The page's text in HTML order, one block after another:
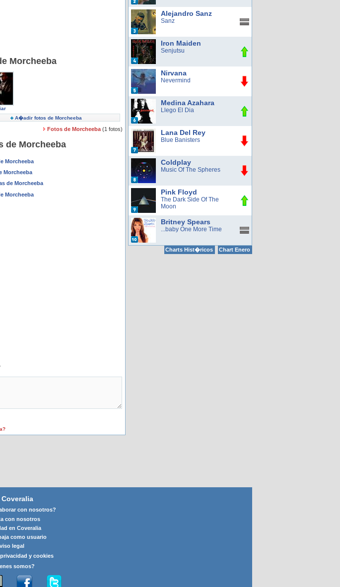
Morcheeba
A�adir fotos de Morcheeba
Fotos de Morcheeba (1 fotos)
de Morcheeba
Morcheeba
Morcheeba
de Morcheeba
Morcheeba
Alejandro Sanz
Sanz
Iron Maiden
Senjutsu
Nirvana
Nevermind
Medina Azahara
Llego El Dia
Lana Del Rey
Blue Banisters
Coldplay
Music Of The Spheres
Pink Floyd
The Dark Side Of The
Moon
Britney Spears
...baby One More Time
Charts Hist�ricos Chart Enero
Coveralia
con nosotros?
con nosotros
en Coveralia
como usuario
legal
y cookies
somos?